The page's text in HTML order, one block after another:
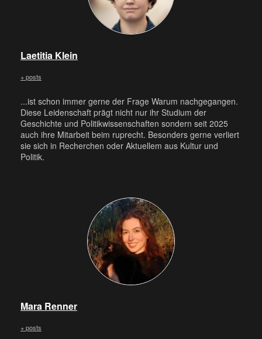
Laetitia Klein
+ posts
...ist schon immer gerne der Frage Warum nachgegangen.
Diese Leidenschaft prägt nicht nur ihr Studium der
Geschichte und Politikwissenschaften sondern seit 2025
auch ihre Mitarbeit beim ruprecht. Besonders gerne verliert
sie sich in Recherchen oder Aktuellem aus Kultur und
Politik.
Mara Renner
+ posts